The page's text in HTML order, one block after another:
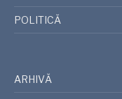
POLITICĂ
ARHIVĂ